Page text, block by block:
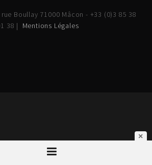
rue Boullay 71000 Mâcon - +33 (0)3 85 38
38 | Mentions Légales